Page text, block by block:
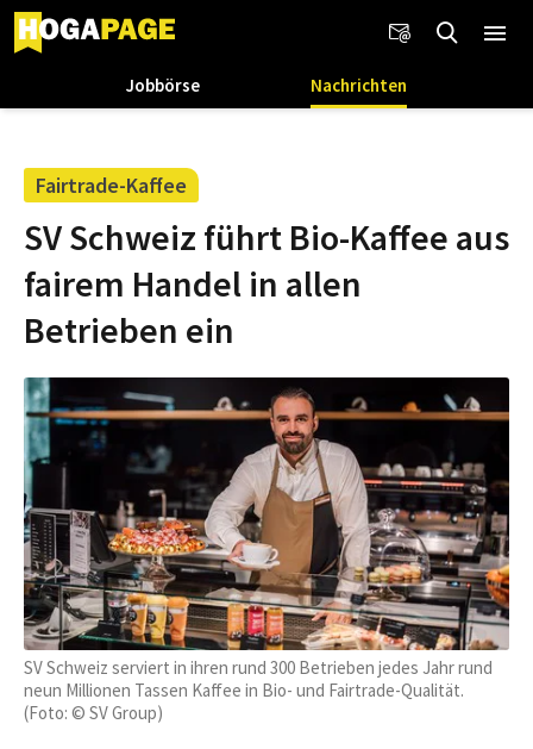
Jobbörse Nachrichten
Fairtrade-Kaffee
SV Schweiz führt Bio-Kaffee aus
fairem Handel in allen
Betrieben ein
SV Schweiz serviert in ihren rund 300 Betrieben jedes Jahr rund
neun Millionen Tassen Kaffee in Bio- und Fairtrade-Qualität.
(Foto: © SV Group)